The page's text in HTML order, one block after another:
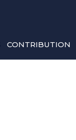
CONTRIBUTION